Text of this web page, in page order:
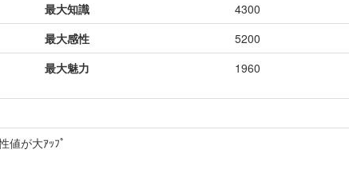
最大知識
4300
最大感性
5200
最大魅力 1960
値が大ｱｯﾌﾟ